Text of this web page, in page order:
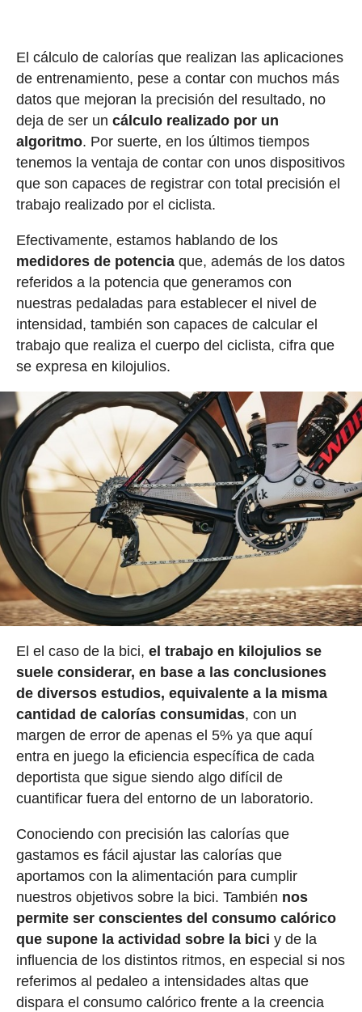
El cálculo de calorías que realizan las aplicaciones
de entrenamiento, pese a contar con muchos más
datos que mejoran la precisión del resultado, no
deja de ser un cálculo realizado por un
algoritmo. Por suerte, en los últimos tiempos
tenemos la ventaja de contar con unos dispositivos
que son capaces de registrar con total precisión el
trabajo realizado por el ciclista.
Efectivamente, estamos hablando de los
medidores de potenciaque, además de los datos
referidos a la potencia que generamos con
nuestras pedaladas para establecer el nivel de
intensidad, también son capaces de calcular el
trabajo que realiza el cuerpo del ciclista, cifra que
se expresa en kilojulios.
El el caso de la bici, el trabajo en kilojulios se
suele considerar, en base a las conclusiones
de diversos estudios, equivalente a la misma
cantidad de calorías consumidas, con un
margen de error de apenas el 5% ya que aquí
entra en juego la eficiencia específica de cada
deportista que sigue siendo algo difícil de
cuantificar fuera del entorno de un laboratorio.
Conociendo con precisión las calorías que
gastamos es fácil ajustar las calorías que
aportamos con la alimentación para cumplir
nuestros objetivos sobre la bici. También nos
permite ser conscientes del consumo calórico
que supone la actividad sobre la bici y de la
influencia de los distintos ritmos, en especial si nos
referimos al pedaleo a intensidades altas que
dispara el consumo calórico frente a la creencia